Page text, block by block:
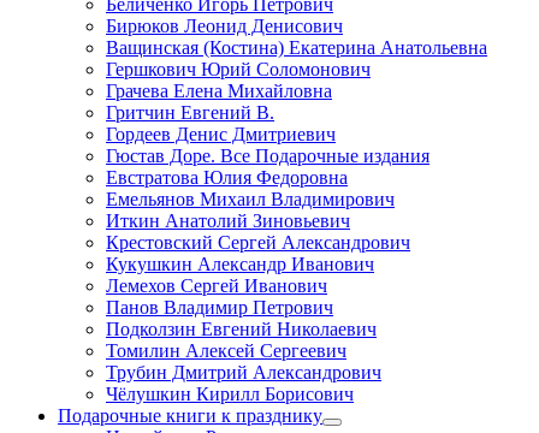
Бирюков Леонид Денисович
Ващинская (Костина) Екатерина Анатольевна
Гершкович Юрий Соломонович
Грачева Елена Михайловна
Гритчин Евгений В.
Гордеев Денис Дмитриевич
Гюстав Доре. Все Подарочные издания
Евстратова Юлия Федоровна
Емельянов Михаил Владимирович
Иткин Анатолий Зиновьевич
Крестовский Сергей Александрович
Кукушкин Александр Иванович
Лемехов Сергей Иванович
Панов Владимир Петрович
Подколзин Евгений Николаевич
Томилин Алексей Сергеевич
Трубин Дмитрий Александрович
Чёлушкин Кирилл Борисович
Подарочные книги к празднику